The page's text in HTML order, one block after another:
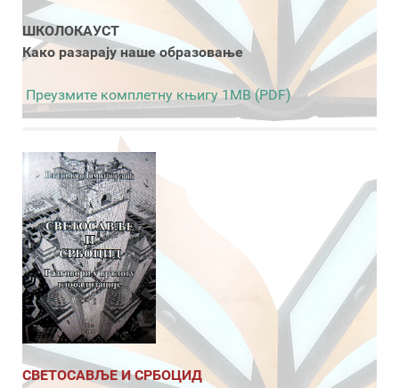
ШКОЛОКАУСТ
Како разарају наше образовање
Преузмите комплетну књигу 1MB (PDF)
СВЕТОСАВЉЕ И СРБОЦИД